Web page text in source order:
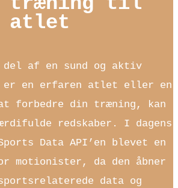
atlet
del af en sund og aktiv
er en erfaren atlet eller en
forbedre din træning, kan
redskaber. I dagens
Data API’en blevet en
motionister, da den åbner
data og